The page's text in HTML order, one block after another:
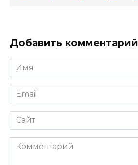
Добавить комментарий
Имя
*
Email
*
Сайт
Комментарий